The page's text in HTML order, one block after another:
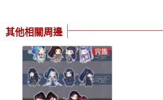
其他相關周邊